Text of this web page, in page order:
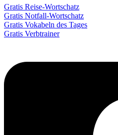
Gratis Reise-Wortschatz
Gratis Notfall-Wortschatz
Gratis Vokabeln des Tages
Gratis Verbtrainer